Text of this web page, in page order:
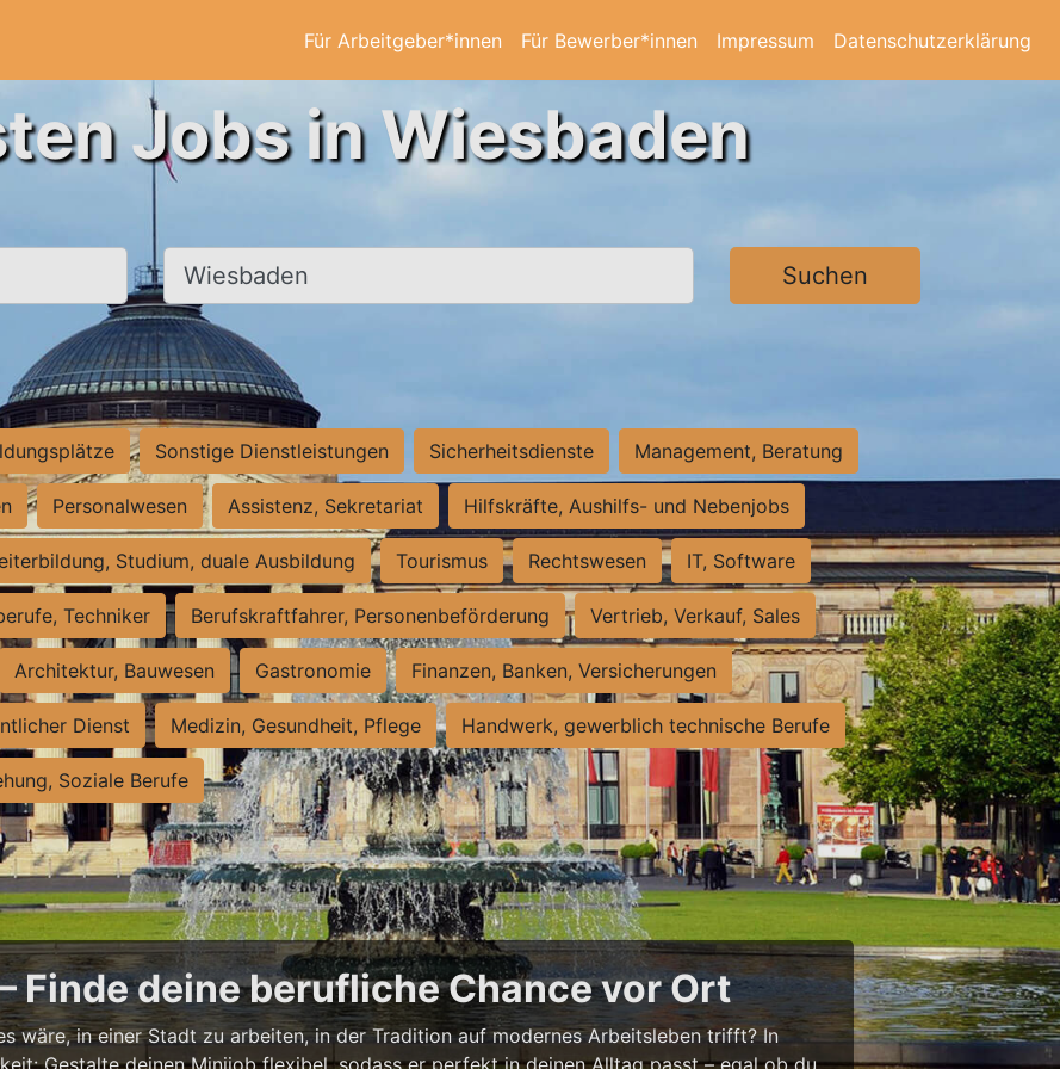
Für Arbeitgeber*innen Für Bewerber*innen Impressum Datenschutzerklärung
Jobs in Wiesbaden
Ort, Stadt Suchen
Sonstige Dienstleistungen Sicherheitsdienste Management, Beratung
Personalwesen Assistenz, Sekretariat Hilfskräfte, Aushilfs- und Nebenjobs
Studium, duale Ausbildung Tourismus Rechtswesen IT, Software
Techniker Berufskraftfahrer, Personenbeförderung Vertrieb, Verkauf, Sales
Architektur, Bauwesen Gastronomie Finanzen, Banken, Versicherungen
Dienst Medizin, Gesundheit, Pflege Handwerk, gewerblich technische Berufe
Soziale Berufe
Finde deine berufliche Chance vor Ort
wäre, in einer Stadt zu arbeiten, in der Tradition auf modernes Arbeitsleben trifft? In